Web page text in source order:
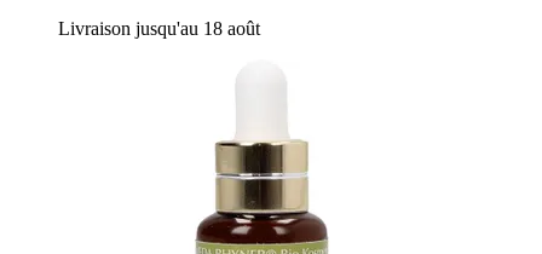
Livraison jusqu'au 18 août